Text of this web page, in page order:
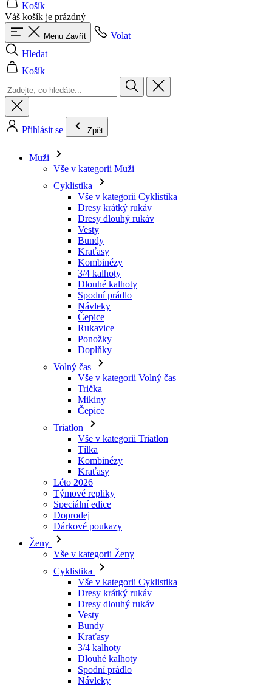
Košík
Váš košík je prázdný
Menu Zavřít
Volat
Hledat
Košík
Přihlásit se Zpět
Muži
Vše v kategorii Muži
Cyklistika
Vše v kategorii Cyklistika
Dresy krátký rukáv
Dresy dlouhý rukáv
Vesty
Bundy
Kraťasy
Kombinézy
3/4 kalhoty
Dlouhé kalhoty
Spodní prádlo
Návleky
Čepice
Rukavice
Ponožky
Doplňky
Volný čas
Vše v kategorii Volný čas
Trička
Mikiny
Čepice
Triatlon
Vše v kategorii Triatlon
Tílka
Kombinézy
Kraťasy
Léto 2026
Týmové repliky
Speciální edice
Doprodej
Dárkové poukazy
Ženy
Vše v kategorii Ženy
Cyklistika
Vše v kategorii Cyklistika
Dresy krátký rukáv
Dresy dlouhý rukáv
Vesty
Bundy
Kraťasy
3/4 kalhoty
Dlouhé kalhoty
Spodní prádlo
Návleky